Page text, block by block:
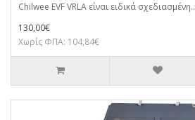
Chilwee EVF VRLA είναι ειδικά σχεδιασμένη..
130,00€
Χωρίς ΦΠΑ: 104,84€